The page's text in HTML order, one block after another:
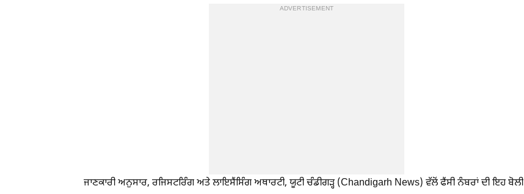
ADVERTISEMENT
ਜਾਣਕਾਰੀ ਅਨੁਸਾਰ, ਰਜਿਸਟਰਿੰਗ ਅਤੇ ਲਾਇਸੈਂਸਿੰਗ ਅਥਾਰਟੀ, ਯੂਟੀ ਚੰਡੀਗੜ੍ਹ (Chandigarh News) ਵੱਲੋਂ ਫੈਂਸੀ ਨੰਬਰਾਂ ਦੀ ਇਹ ਬੋਲੀ